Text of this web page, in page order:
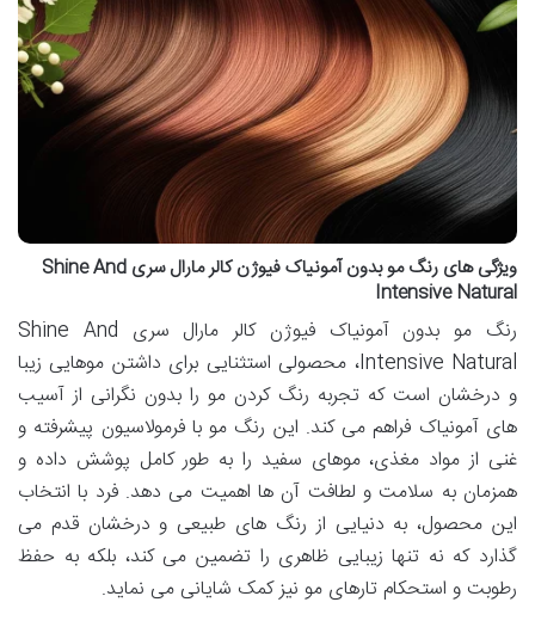
ویژگی های رنگ مو بدون آمونیاک فیوژن کالر مارال سری Shine And
Intensive Natural
رنگ مو بدون آمونیاک فیوژن کالر مارال سری Shine And
Intensive Natural، محصولی استثنایی برای داشتن موهایی زیبا
و درخشان است که تجربه رنگ کردن مو را بدون نگرانی از آسیب
های آمونیاک فراهم می کند. این رنگ مو با فرمولاسیون پیشرفته و
غنی از مواد مغذی، موهای سفید را به طور کامل پوشش داده و
همزمان به سلامت و لطافت آن ها اهمیت می دهد. فرد با انتخاب
این محصول، به دنیایی از رنگ های طبیعی و درخشان قدم می
گذارد که نه تنها زیبایی ظاهری را تضمین می کند، بلکه به حفظ
رطوبت و استحکام تارهای مو نیز کمک شایانی می نماید.